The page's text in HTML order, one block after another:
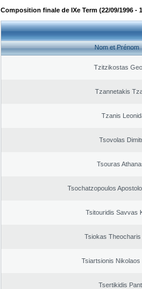
Composition finale de IXe Term (22/09/1996 -
Nom et Prénom
Tzitzikostas
Tzannetakis
Tzanis
Tsovolas
Tsouras
Tsochatzopoulos
Tsitouridis Savvas
Tsiokas
Tsiartsionis Nikolaos
Tsertikidis